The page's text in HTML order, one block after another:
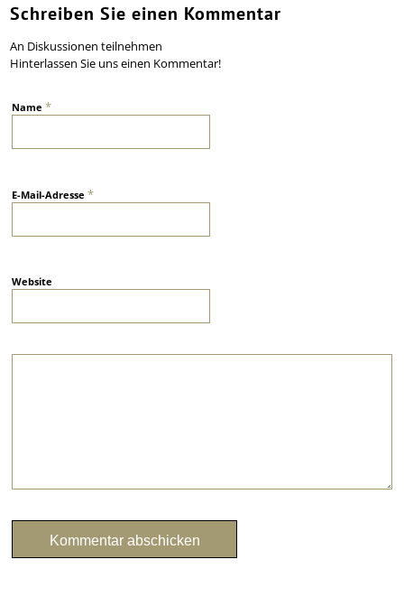
Schreiben Sie einen Kommentar
An Diskussionen teilnehmen
Hinterlassen Sie uns einen Kommentar!
Name*
E-Mail-Adresse*
Website